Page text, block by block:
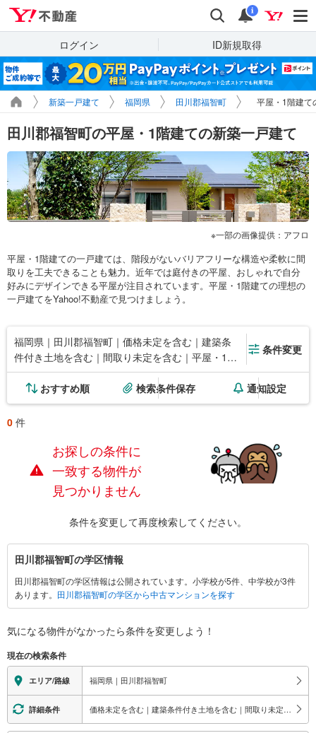
検索 通知
i
ログイン ID新規取得
新築一戸建て 福岡県 田川郡福智町 平屋・1階建て
田川郡福智町の平屋・1階建ての新築一戸建て
一部の画像提供：アフロ
平屋・1階建ての一戸建ては、階段がないバリアフリーな構造や柔軟に間
取りを工夫できることも魅力。近年では庭付きの平屋、おしゃれで自分
好みにデザインできる平屋が注目されています。平屋・1階建ての理想の
一戸建てをYahoo!不動産で見つけましょう。
福岡県｜田川郡福智町｜価格未定を含む｜建築条
件付き土地を含む｜間取り未定を含む｜平屋・1階
建て
条件変更
おすすめ順 検索条件保存 通知設定
0 件
お探しの条件に
一致する物件が
見つかりません
条件を変更して再度検索してください。
田
川
郡
福
町
関
す
る
情
報
田川郡福智町の学区情報
田川郡福智町の学区情報は公開されています。小学校が5件、中学校が3件
あります。 田川郡福智町の学区から中古マンションを探す
気になる物件がなかったら条件を変更しよう！
現在の検索条件
エリア/路線 福岡県｜田川郡福智町
詳細条件 価格未定を含む｜建築条件付き土地を含む｜間取り未定を含む｜平屋・1階建て